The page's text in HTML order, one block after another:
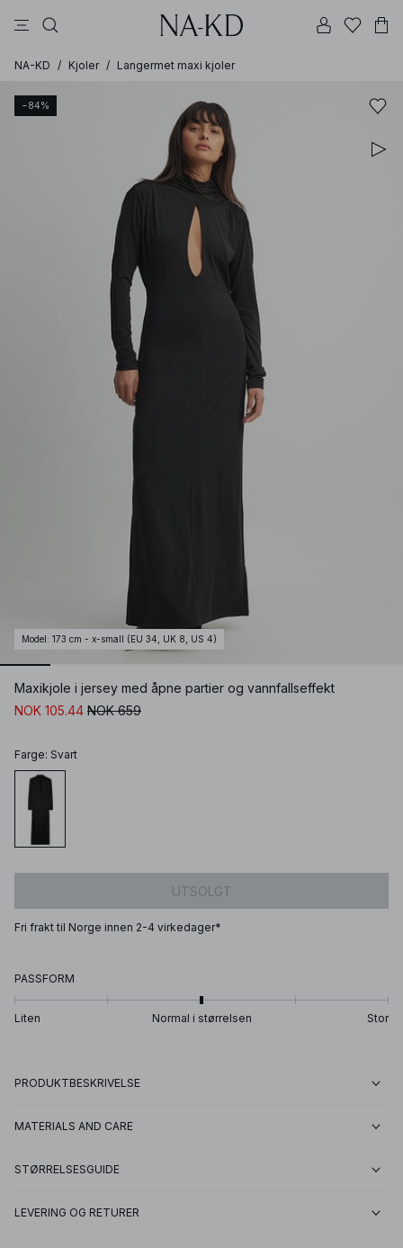
NA-KD / Kjoler / Langermet maxi kjoler
−84%
Model : 173 cm - x-small (EU 34, UK 8, US 4)
Maxikjole i jersey med åpne partier og vannfallseffekt
NOK 105.44 NOK 659
Farge: Svart
UTSOLGT
Fri frakt til Norge innen 2-4 virkedager*
PASSFORM
Liten Normal i størrelsen Stor
PRODUKTBESKRIVELSE
MATERIALS AND CARE
STØRRELSESGUIDE
LEVERING OG RETURER